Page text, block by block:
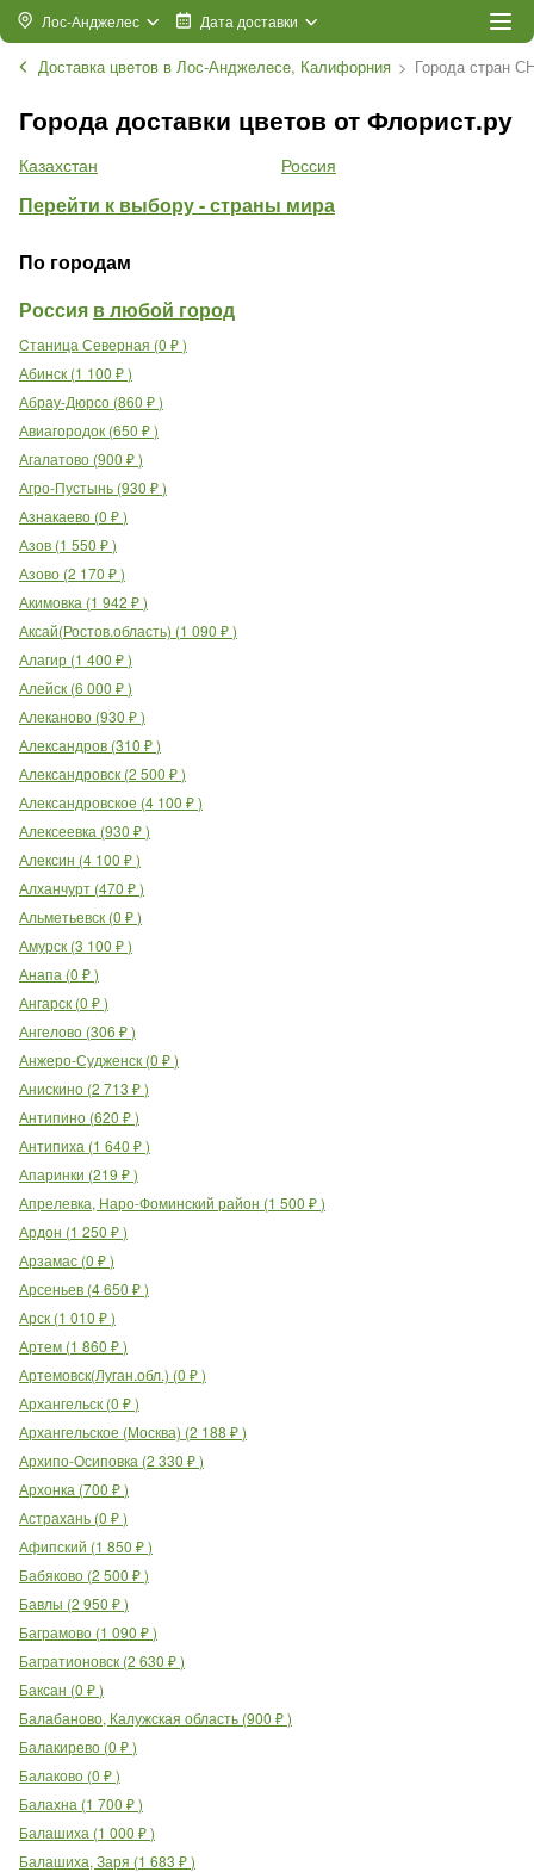
Лос-Анджелес Дата доставки
Доставка цветов в Лос-Анджелесе, Калифорния Города стран
Города доставки цветов от Флорист.ру
Казахстан Россия
Перейти к выбору - страны мира
По городам
Россия в любой город
Cтаница Северная (0 ₽)
Абинск (1 100 ₽)
Абрау-Дюрсо (860 ₽)
Авиагородок (650 ₽)
Агалатово (900 ₽)
Агро-Пустынь (930 ₽)
Азнакаево (0 ₽)
Азов (1 550 ₽)
Азово (2 170 ₽)
Акимовка (1 942 ₽)
Аксай(Ростов.область) (1 090 ₽)
Алагир (1 400 ₽)
Алейск (6 000 ₽)
Алеканово (930 ₽)
Александров (310 ₽)
Александровск (2 500 ₽)
Александровское (4 100 ₽)
Алексеевка (930 ₽)
Алексин (4 100 ₽)
Алханчурт (470 ₽)
Альметьевск (0 ₽)
Амурск (3 100 ₽)
Анапа (0 ₽)
Ангарск (0 ₽)
Ангелово (306 ₽)
Анжеро-Судженск (0 ₽)
Анискино (2 713 ₽)
Антипино (620 ₽)
Антипиха (1 640 ₽)
Апаринки (219 ₽)
Апрелевка, Наро-Фоминский район (1 500 ₽)
Ардон (1 250 ₽)
Арзамас (0 ₽)
Арсеньев (4 650 ₽)
Арск (1 010 ₽)
Артем (1 860 ₽)
Артемовск(Луган.обл.) (0 ₽)
Архангельск (0 ₽)
Архангельское (Москва) (2 188 ₽)
Архипо-Осиповка (2 330 ₽)
Архонка (700 ₽)
Астрахань (0 ₽)
Афипский (1 850 ₽)
Бабяково (2 500 ₽)
Бавлы (2 950 ₽)
Баграмово (1 090 ₽)
Багратионовск (2 630 ₽)
Баксан (0 ₽)
Балабаново, Калужская область (900 ₽)
Балакирево (0 ₽)
Балаково (0 ₽)
Балахна (1 700 ₽)
Балашиха (1 000 ₽)
Балашиха, Заря (1 683 ₽)